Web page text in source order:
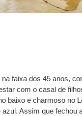
faixa dos 45 anos,
com o casal de
baixo e charmoso no
Assim que fechou